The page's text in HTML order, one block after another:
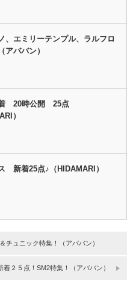
、エミリーテンプル、ラルフロ
アババン）
20時公開 25点
）
新着25点♪（HIDAMARI）
チュニック特集！（アババン）
着２５点！SM2特集！（アババン）